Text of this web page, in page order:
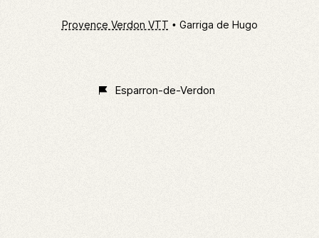
Provence Verdon VTT Garriga de Hugo
Classé
Esparron-de-Verdon